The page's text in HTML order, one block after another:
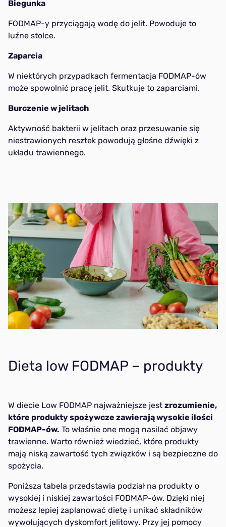
Biegunka
FODMAP-y przyciągają wodę do jelit. Powoduje to
luźne stolce.
Zaparcia
W niektórych przypadkach fermentacja FODMAP-ów
może spowolnić pracę jelit. Skutkuje to zaparciami.
Burczenie w jelitach
Aktywność bakterii w jelitach oraz przesuwanie się
niestrawionych resztek powodują głośne dźwięki z
układu trawiennego.
Dieta low FODMAP – produkty
W diecie Low FODMAP najważniejsze jest zrozumienie,
które produkty spożywcze zawierają wysokie ilości
FODMAP-ów. To właśnie one mogą nasilać objawy
trawienne. Warto również wiedzieć, które produkty
mają niską zawartość tych związków i są bezpieczne do
spożycia.
Poniższa tabela przedstawia podział na produkty o
wysokiej i niskiej zawartości FODMAP-ów. Dzięki niej
możesz lepiej zaplanować dietę i unikać składników
wywołujących dyskomfort jelitowy. Przy jej pomocy